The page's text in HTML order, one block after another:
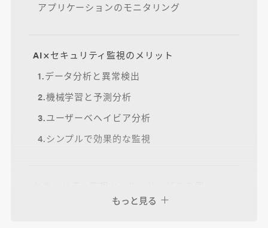
アプリケーションのモニタリング
AI×セキュリティ監視のメリット
1.データ分析と異常検出
2.機械学習と予測分析
3.ユーザーベヘイビア分析
4.シンプルで効果的な監視
もっと見る